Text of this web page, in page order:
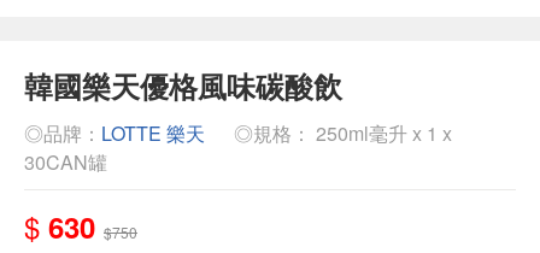
韓國樂天優格風味碳酸飲
◎品牌： LOTTE 樂天
◎規格： 250ml毫升 x 1 x
30CAN罐
$ 630 $750